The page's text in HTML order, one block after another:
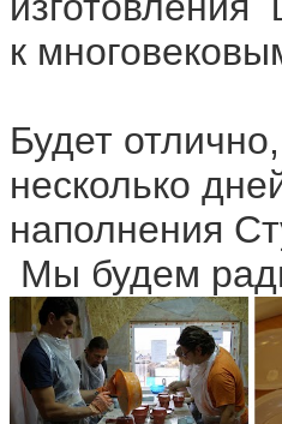
к
Будет
несколько
наполнения
Мы будем